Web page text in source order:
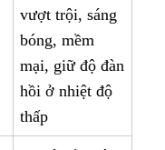
vượt trội, sáng
bóng, mềm
mại, giữ độ đàn
hồi ở nhiệt độ
thấp